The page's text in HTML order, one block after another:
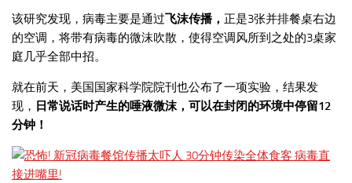
该研究发现，病毒主要是通过飞沫传播， 正是3张并排餐桌右边
的空调，将带有病毒的微沫吹散，使得空调风所到之处的3桌家
庭几乎全部中招。
就在前天，美国国家科学院院刊也公布了一项实验，结果发
现， 日常说话时产生的唾液微沫，可以在封闭的环境中停留12
分钟！